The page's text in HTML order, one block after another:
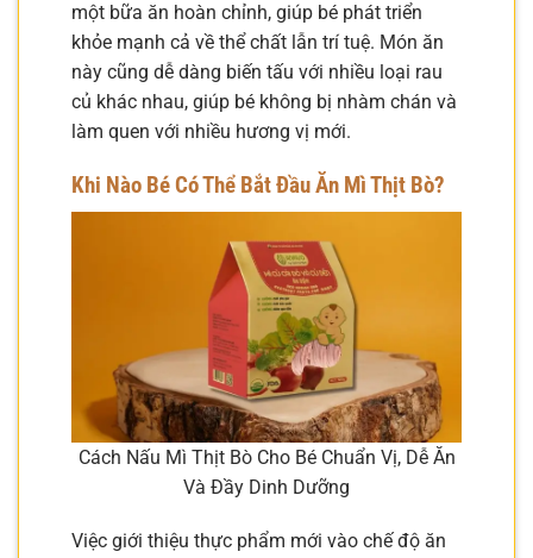
một bữa ăn hoàn chỉnh, giúp bé phát triển
khỏe mạnh cả về thể chất lẫn trí tuệ. Món ăn
này cũng dễ dàng biến tấu với nhiều loại rau
củ khác nhau, giúp bé không bị nhàm chán và
làm quen với nhiều hương vị mới.
Khi Nào Bé Có Thể Bắt Đầu Ăn Mì Thịt Bò?
Cách Nấu Mì Thịt Bò Cho Bé Chuẩn Vị, Dễ Ăn
Và Đầy Dinh Dưỡng
Việc giới thiệu thực phẩm mới vào chế độ ăn